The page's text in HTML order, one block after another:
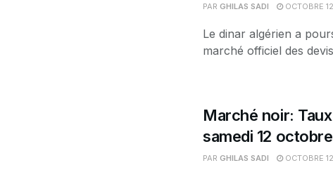
PAR GHILAS SADI OCTOBRE
Le dinar algérien a
marché officiel des
Marché noir:
samedi 12 octobre
PAR GHILAS SADI OCTOBRE